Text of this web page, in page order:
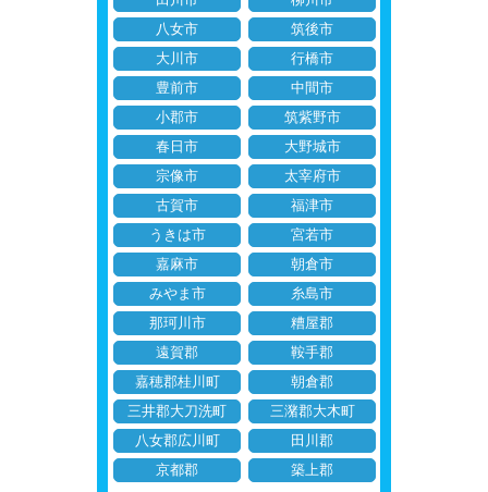
八女市
筑後市
大川市
行橋市
豊前市
中間市
小郡市
筑紫野市
春日市
大野城市
宗像市
太宰府市
古賀市
福津市
うきは市
宮若市
嘉麻市
朝倉市
みやま市
糸島市
那珂川市
糟屋郡
遠賀郡
鞍手郡
嘉穂郡桂川町
朝倉郡
三井郡大刀洗町
三潴郡大木町
八女郡広川町
田川郡
京都郡
築上郡